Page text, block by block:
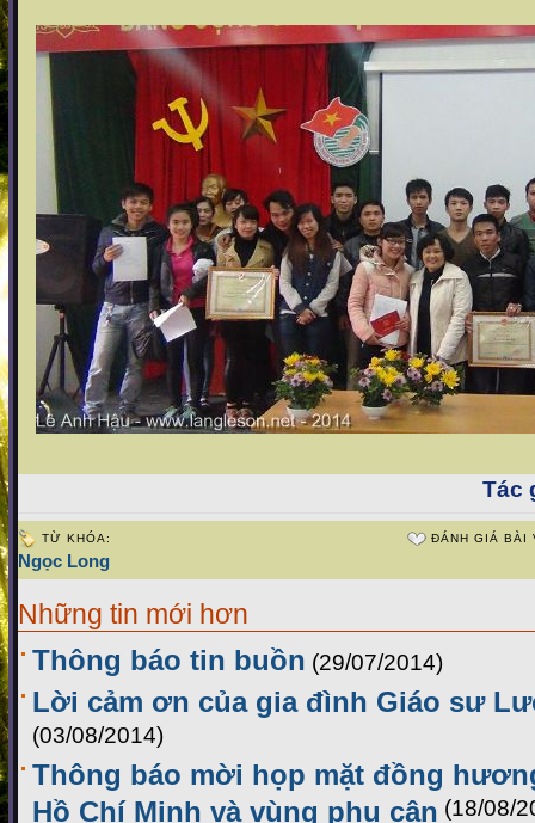
Tác
TỪ KHÓA:
Ngọc Long
ĐÁNH GIÁ BÀI
Những tin mới hơn
Thông báo tin buồn (29/07/2014)
Lời cảm ơn của gia đình Giáo sư
(03/08/2014)
Thông báo mời họp mặt đồng
Hồ Chí Minh và vùng phụ cận (18/08/